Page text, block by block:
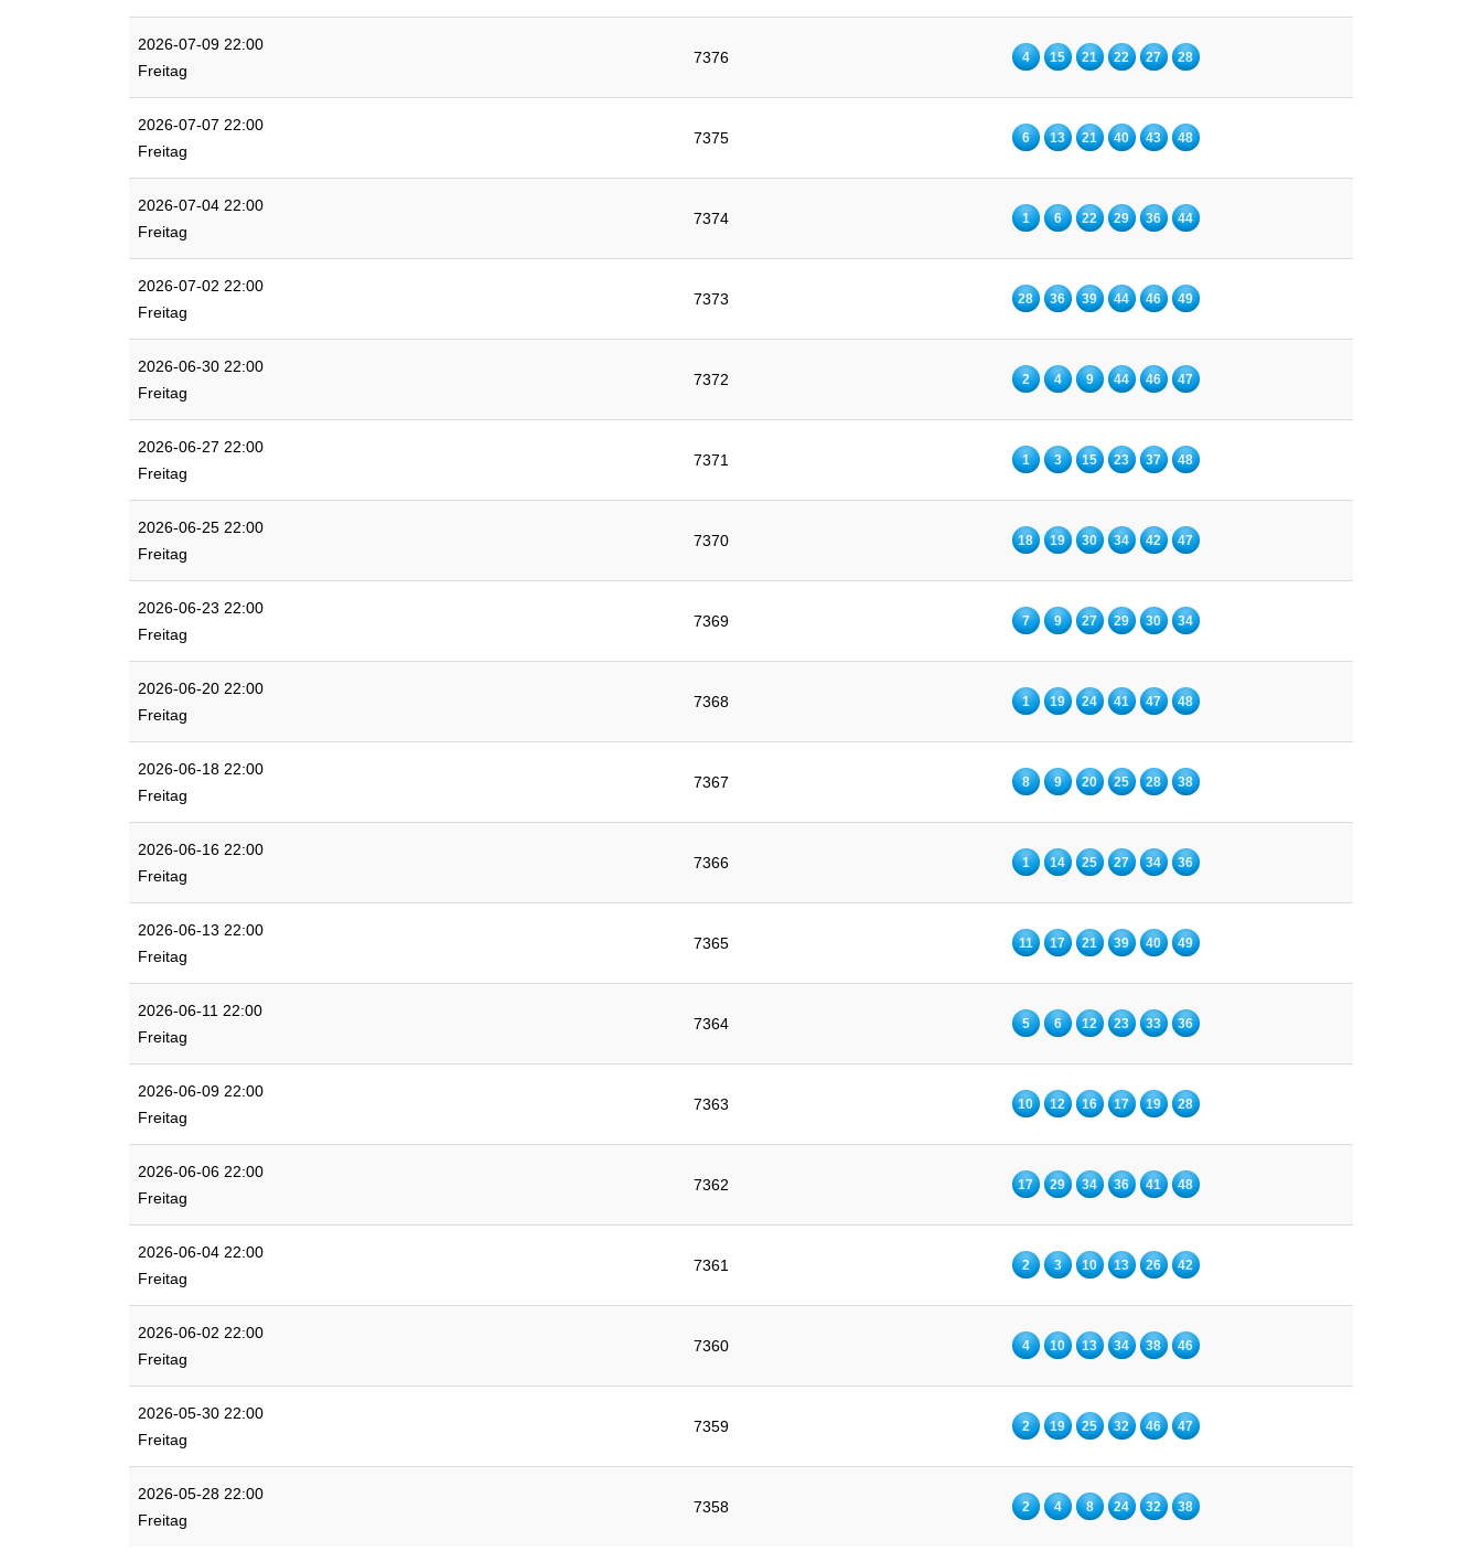
2026-07-09 22:00
Freitag
7376 4 15 21 22 27 28
2026-07-07 22:00
Freitag
7375 6 13 21 40 43 48
2026-07-04 22:00
Freitag
7374 1 6 22 29 36 44
2026-07-02 22:00
Freitag
7373 28 36 39 44 46 49
2026-06-30 22:00
Freitag
7372 2 4 9 44 46 47
2026-06-27 22:00
Freitag
7371 1 3 15 23 37 48
2026-06-25 22:00
Freitag
7370 18 19 30 34 42 47
2026-06-23 22:00
Freitag
7369 7 9 27 29 30 34
2026-06-20 22:00
Freitag
7368 1 19 24 41 47 48
2026-06-18 22:00
Freitag
7367 8 9 20 25 28 38
2026-06-16 22:00
Freitag
7366 1 14 25 27 34 36
2026-06-13 22:00
Freitag
7365 11 17 21 39 40 49
2026-06-11 22:00
Freitag
7364 5 6 12 23 33 36
2026-06-09 22:00
Freitag
7363 10 12 16 17 19 28
2026-06-06 22:00
Freitag
7362 17 29 34 36 41 48
2026-06-04 22:00
Freitag
7361 2 3 10 13 26 42
2026-06-02 22:00
Freitag
7360 4 10 13 34 38 46
2026-05-30 22:00
Freitag
7359 2 19 25 32 46 47
2026-05-28 22:00
Freitag
7358 2 4 8 24 32 38